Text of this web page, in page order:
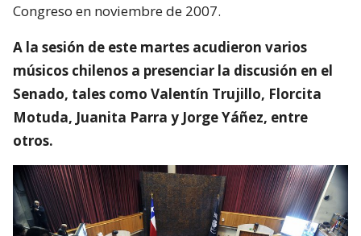
Congreso en noviembre de 2007.
A la sesión de este martes acudieron varios
músicos chilenos a presenciar la discusión en el
Senado, tales como Valentín Trujillo, Florcita
Motuda, Juanita Parra y Jorge Yáñez, entre
otros.